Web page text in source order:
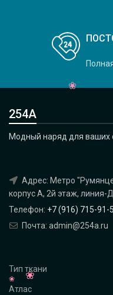
254А
Модный наряд для ваших
Адрес: Метро
корпус А, 2й этаж, линия-
Телефон: +7 (916) 715-91-
Почта: admin@254a.ru
Тип ткани
Атлас